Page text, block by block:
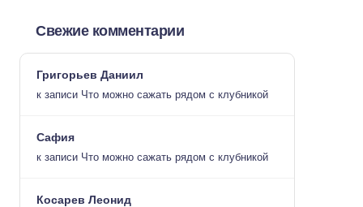
Свежие комментарии
Григорьев Даниил
к записи Что можно сажать рядом с клубникой
Сафия
к записи Что можно сажать рядом с клубникой
Косарев Леонид